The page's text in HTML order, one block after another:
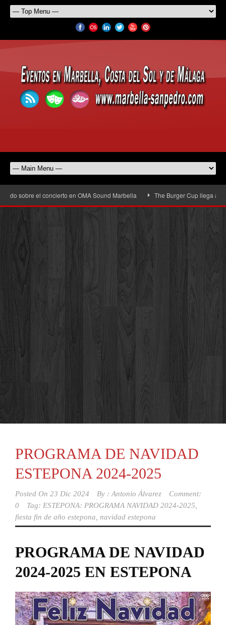
el concierto en OMA Sound Marbella The Burger Cup llega a San
PROGRAMA DE NAVIDAD
ESTEPONA 2024-2025
Posted On 23 Dic 2024 By : Antonio Álvarez
Comment:
0
Tag: ESTEPONA: PROGRAMA NAVIDAD 2024-2025
fiesta fin de año estepona
navidad estepona
PROGRAMA DE NAVIDAD
2024-2025 EN ESTEPONA